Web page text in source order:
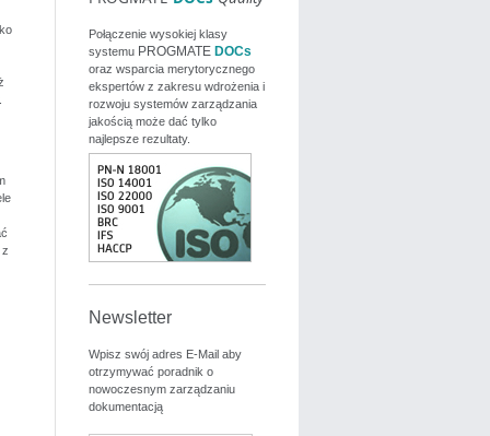
z
Połączenie wysokiej klasy
systemu PROGMATE DOCs
oraz wsparcia merytorycznego
ekspertów z zakresu wdrożenia i
rozwoju systemów zarządzania
jakością może dać tylko
najlepsze rezultaty.
Newsletter
Wpisz swój adres E-Mail aby
otrzymywać poradnik o
nowoczesnym zarządzaniu
dokumentacją